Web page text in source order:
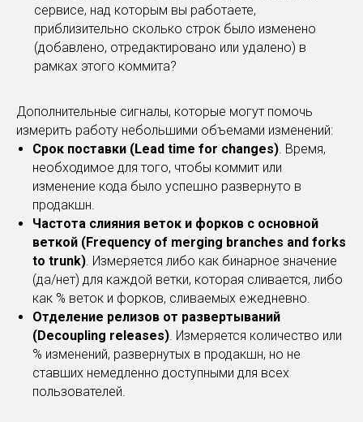
сервисе, над которым вы работаете,
приблизительно сколько строк было изменено
(добавлено, отредактировано или удалено) в
рамках этого коммита?
Дополнительные сигналы, которые могут помочь
измерить работу небольшими объемами изменений:
Срок поставки (Lead time for changes). Время,
необходимое для того, чтобы коммит или
изменение кода было успешно развернуто в
продакшн.
Частота слияния веток и форков с основной
веткой (Frequency of merging branches and forks
to trunk). Измеряется либо как бинарное значение
(да/нет) для каждой ветки, которая сливается, либо
как % веток и форков, сливаемых ежедневно.
Отделение релизов от развертываний
(Decoupling releases). Измеряется количество или
% изменений, развернутых в продакшн, но не
ставших немедленно доступными для всех
пользователей.